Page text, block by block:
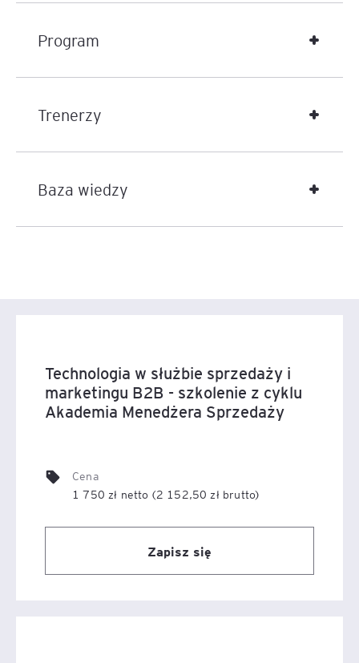
Program
Trenerzy
Baza wiedzy
Technologia w służbie sprzedaży i
marketingu B2B - szkolenie z cyklu
Akademia Menedżera Sprzedaży
Cena
1 750 zł netto (2 152,50 zł brutto)
Zapisz się